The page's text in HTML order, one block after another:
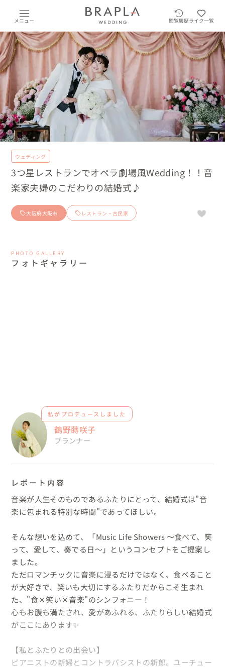
メニュー 閲覧履歴ライク一覧
ウェディング
3つ星レストランでオペラ劇場風Wedding！！音
楽家夫婦のこだわりの結婚式♪
大阪府大阪市 レストラン・古民家
PHOTO GALLERY
フォトギャラリー
私がプロデュースしました
鶴野蒔咲子
プランナー
レポート内容
音楽が人生そのものであるふたりにとって、結婚式は"音
楽に包まれる特別な時間"であってほしい。
そんな想いを込めて、「Music Life Showers ～食べて、笑
って、愛して、奏でる日～」というコンセプトをご提案し
ました。
ただロマンチックに音楽に浸るだけではなく、食べること
が大好きで、笑いも大切にするふたりだからこそ生まれ
た、"食×笑い×音楽"のシンフォニー！
心もお腹も満たされ、愛があふれる、ふたりらしい結婚式
がここにあります✨
【私とふたりとの出会い】
ピアニストの新婦とコントラバシストの新郎。ユーチュー